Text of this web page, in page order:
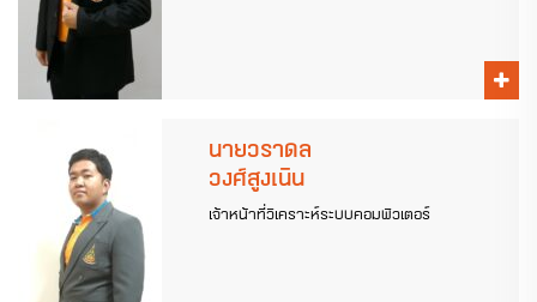
นายวราดล
วงศ์สูงเนิน
เจ้าหน้าที่วิเคราะห์ระบบคอมพิวเตอร์